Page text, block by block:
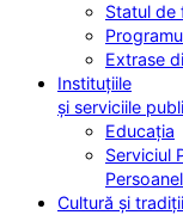
Statul de
Extrase
Instituțiile
și serviciile
Educația
Serviciul
Cultură și tradiții